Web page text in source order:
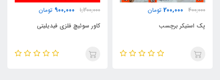
1,300,000
کاور سوئیچ فلزی فیدیلیتی
650,000
450,000
صداگیر کمربند خارجی وی